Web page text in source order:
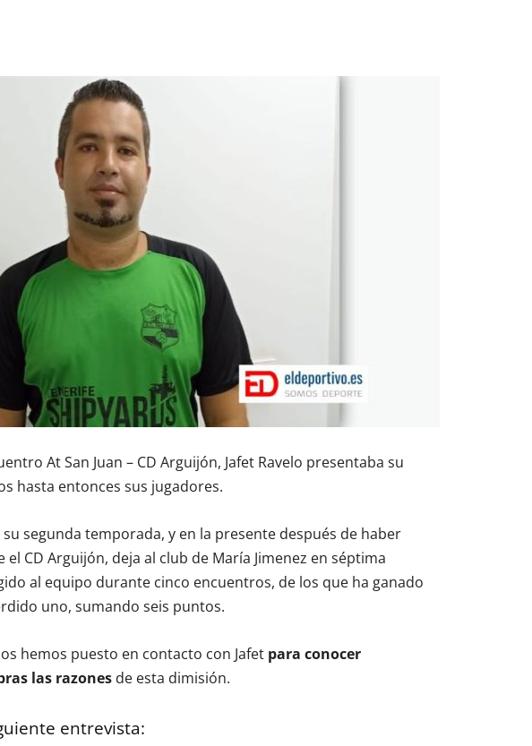
At San Juan – CD Arguijón, Jafet Ravelo presentaba su
hasta entonces sus jugadores.
segunda temporada, y en la presente después de haber
CD Arguijón, deja al club de María Jimenez en séptima
al equipo durante cinco encuentros, de los que ha ganado
uno, sumando seis puntos.
hemos puesto en contacto con Jafet para conocer
las razones de esta dimisión.
entrevista: